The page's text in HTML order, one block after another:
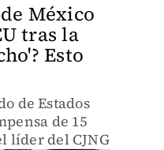
México
tras la
Esto
de Estados
de 15
líder del CJNG